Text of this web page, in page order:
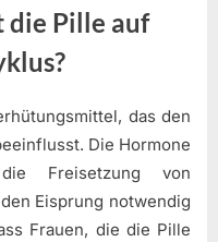
die Pille auf
das den
Die Hormone
Freisetzung von
Eisprung notwendig
Frauen, die die Pille